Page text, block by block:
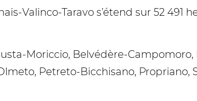
Valinco-Taravo s’étend sur 52 491
Moriccio, Belvédère-Campomoro,
Petreto-Bicchisano, Propriano,